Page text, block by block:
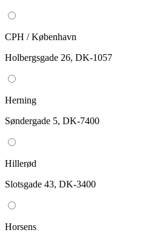
CPH / København
Holbergsgade 26, DK-1057
Herning
Søndergade 5, DK-7400
Hillerød
Slotsgade 43, DK-3400
Horsens